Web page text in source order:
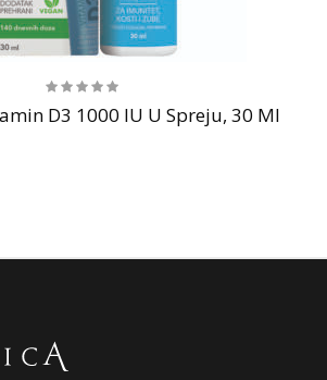
D3 1000 IU U Spreju, 30 Ml